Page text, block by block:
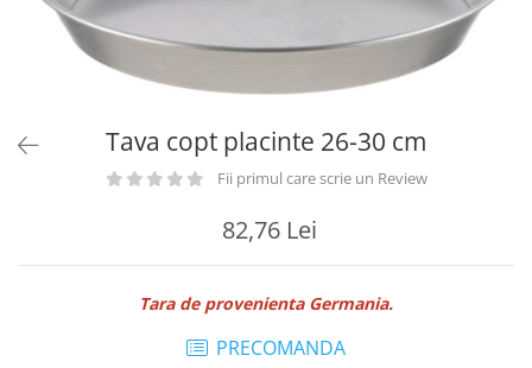
Tava copt placinte 26-30 cm
Fii primul care scrie un Review
82,76 Lei
Tara de provenienta Germania.
PRECOMANDA